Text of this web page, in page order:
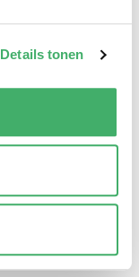
Details tonen